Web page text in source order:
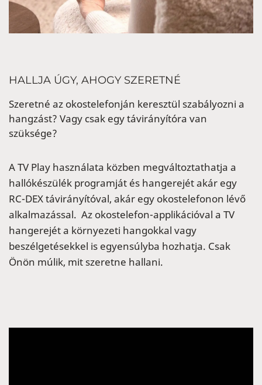
HALLJA ÚGY, AHOGY SZERETNÉ
Szeretné az okostelefonján keresztül szabályozni a
hangzást? Vagy csak egy távirányítóra van
szüksége?
A TV Play használata közben megváltoztathatja a
hallókészülék programját és hangerejét akár egy
RC-DEX távirányítóval, akár egy okostelefonon lévő
alkalmazással. Az okostelefon-applikációval a TV
hangerejét a környezeti hangokkal vagy
beszélgetésekkel is egyensúlyba hozhatja. Csak
Önön múlik, mit szeretne hallani.